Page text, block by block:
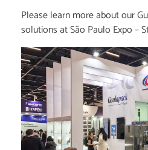
Please learn more about our
solutions at São Paulo Expo –